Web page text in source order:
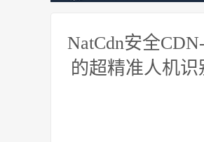
NatCdn安全
的超精准人机